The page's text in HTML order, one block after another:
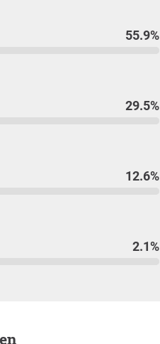
55.9%
29.5%
12.6%
2.1%